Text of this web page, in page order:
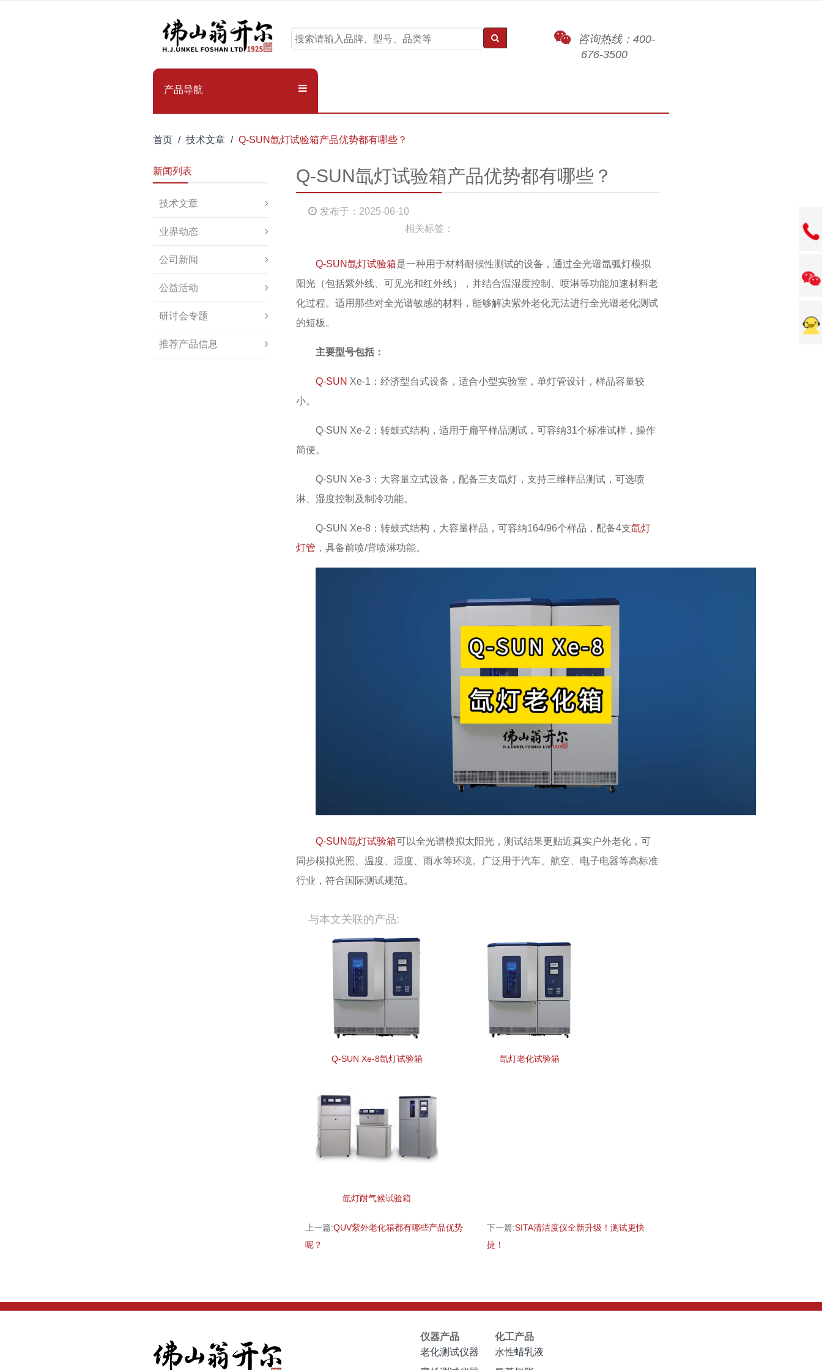
咨询热线：400-
676-3500
产品导航
首页 技术文章 Q-SUN氙灯试验箱产品优势都有哪些？
Q-SUN氙灯试验箱产品优势都有哪些？
发布于：2025-06-10
相关标签：
Q-SUN氙灯试验箱是一种用于材料耐候性测试的设备，通过全光谱氙弧灯模拟
阳光（包括紫外线、可见光和红外线），并结合温湿度控制、喷淋等功能加速材料老
化过程。适用那些对全光谱敏感的材料，能够解决紫外老化无法进行全光谱老化测试
的短板。
主要型号包括：
Q-SUN Xe-1：经济型台式设备，适合小型实验室，单灯管设计，样品容量较
小。
Q-SUN Xe-2：转鼓式结构，适用于扁平样品测试，可容纳31个标准试样，操作
简便。
Q-SUN Xe-3：大容量立式设备，配备三支氙灯，支持三维样品测试，可选喷
淋、湿度控制及制冷功能。
Q-SUN Xe-8：转鼓式结构，大容量样品，可容纳164/96个样品，配备4支氙灯
灯管 ，具备前喷/背喷淋功能。
Q-SUN氙灯试验箱可以全光谱模拟太阳光，测试结果更贴近真实户外老化，可
同步模拟光照、温度、湿度、雨水等环境。广泛用于汽车、航空、电子电器等高标准
行业，符合国际测试规范。
与本文关联的产品:
Q-SUN Xe-8氙灯试验箱 氙灯老化试验箱
氙灯耐气候试验箱
上一篇:QUV紫外老化箱都有哪些产品优势
呢？
下一篇:SITA清洁度仪全新升级！测试更快
捷！
新闻列表
技术文章
业界动态
公司新闻
公益活动
研讨会专题
推荐产品信息
仪器产品
老化测试仪器
化工产品
水性蜡乳液